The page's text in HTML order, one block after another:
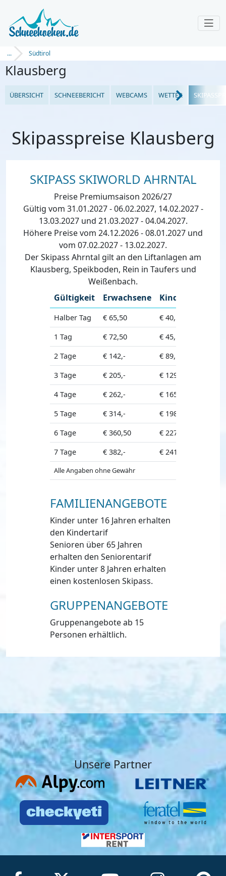
... Südtirol
Klausberg
ÜBERSICHT SCHNEEBERICHT WEBCAMS WETTER
Skipasspreise Klausberg
SKIPASS SKIWORLD AHRNTAL
Preise Premiumsaison 2026/27
Gültig vom 31.01.2027 - 06.02.2027, 14.02.2027 -
13.03.2027 und 21.03.2027 - 04.04.2027.
Höhere Preise vom 24.12.2026 - 08.01.2027 und
vom 07.02.2027 - 13.02.2027.
Der Skipass Ahrntal gilt an den Liftanlagen am
Klausberg, Speikboden, Rein in Taufers und
Weißenbach.
Gültigkeit
Erwachsene Kinder
Halber Tag € 65,50 € 40,50
1 Tag
€ 72,50 € 45,50
2 Tage
€ 142,- € 89,50
3 Tage
€ 205,- € 129,-
4 Tage
€ 262,- € 165,-
5 Tage
€ 314,- € 198,-
6 Tage
€ 360,50 € 227,-
7 Tage
€ 382,- € 241,-
Alle Angaben ohne Gewähr
FAMILIENANGEBOTE
Kinder unter 16 Jahren erhalten
den Kindertarif
Senioren über 65 Jahren
erhalten den Seniorentarif
Kinder unter 8 Jahren erhalten
einen kostenlosen Skipass.
GRUPPENANGEBOTE
Gruppenangebote ab 15
Personen erhältlich.
Unsere Partner